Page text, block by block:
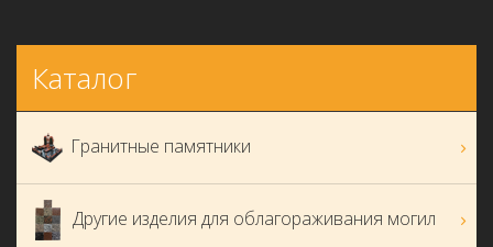
Каталог
Гранитные памятники
Другие изделия для облагораживания могил